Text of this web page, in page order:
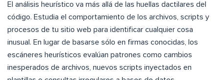
El análisis heurístico va más allá de las huellas dactilares del
código. Estudia el comportamiento de los archivos, scripts y
procesos de tu sitio web para identificar cualquier cosa
inusual. En lugar de basarse sólo en firmas conocidas, los
escáneres heurísticos evalúan patrones como cambios
inesperados de archivos, nuevos scripts inyectados en